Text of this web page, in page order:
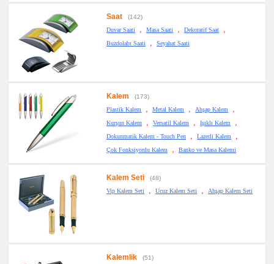
Saat
(142)
Duvar Saati
, Masa Saati , Dekoratif Saat ,
Buzdolabı Saati , Seyahat Saati
Kalem
(173)
Plastik Kalem
, Metal Kalem , Ahşap Kalem ,
Kurşun Kalem , Versatil Kalem , Işıklı Kalem ,
Dokunmatik Kalem - Touch Pen , Lazerli Kalem ,
Çok Fonksiyonlu Kalem , Banko ve Masa Kalemi
Kalem Seti
(48)
Vip Kalem Seti
, Ucuz Kalem Seti , Ahşap Kalem Seti
Kalemlik
(51)